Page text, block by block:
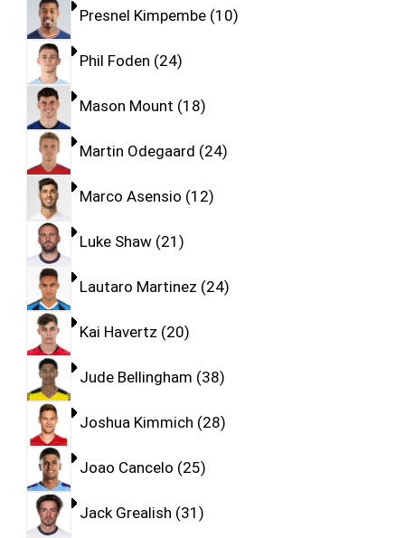
Presnel Kimpembe 10
Phil Foden 24
Mason Mount 18
Martin Odegaard 24
Marco Asensio 12
Luke Shaw 21
Lautaro Martinez 24
Kai Havertz 20
Jude Bellingham 38
Joshua Kimmich 28
Joao Cancelo 25
Jack Grealish 31